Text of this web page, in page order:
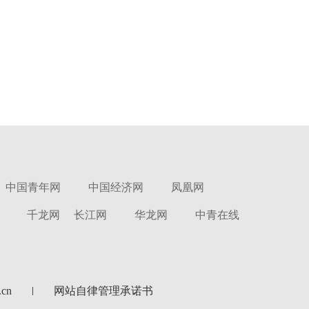
中国青年网 中国经济网 凤凰网
千龙网 长江网 华龙网 中青在线
网站自律管理承诺书